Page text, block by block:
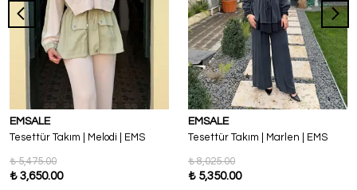
EMSALE
Tesettür Takım | Melodi | EMS
₺ 5,475.00
₺ 3,650.00
EMSALE
Tesettür Takım | Marlen | EMS
₺ 8,025.00
₺ 5,350.00